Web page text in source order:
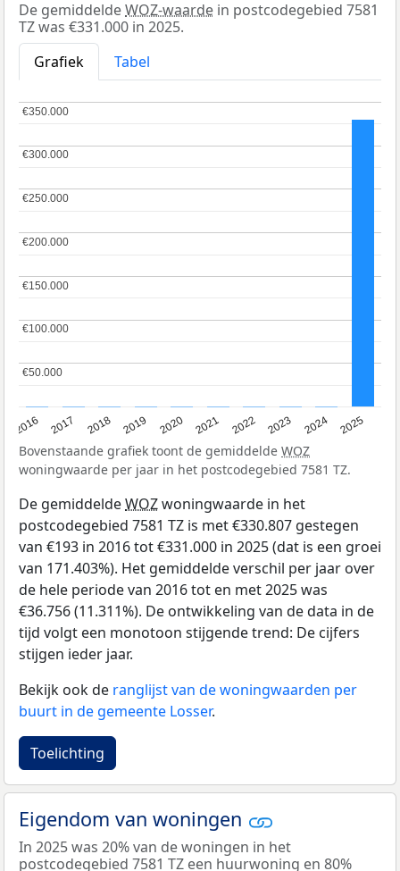
De gemiddeldeWOZ-waarde in postcodegebied 7581
TZ was €331.000 in 2025.
Grafiek
Tabel
2016 2017 2018 2019 2020 2021 2022 2023 2024 2025
€50.000
€50.000
€100.000
€100.000
€150.000
€150.000
€200.000
€200.000
€250.000
€250.000
€300.000
€300.000
€350.000
€350.000
Bovenstaande grafiek toont de gemiddelde WOZ
woningwaarde per jaar in het postcodegebied 7581 TZ.
De gemiddeldeWOZwoningwaarde in het
postcodegebied 7581 TZ is met €330.807 gestegen
van €193 in 2016 tot €331.000 in 2025 (dat is een groei
van 171.403%). Het gemiddelde verschil per jaar over
de hele periode van 2016 tot en met 2025 was
€36.756 (11.311%). De ontwikkeling van de data in de
tijd volgt een monotoon stijgende trend: De cijfers
stijgen ieder jaar.
Bekijk ook de ranglijst van de woningwaarden per
buurt in de gemeente Losser.
Toelichting
Eigendom van woningen
In 2025 was 20% van de woningen in het
postcodegebied 7581 TZ een huurwoning en 80%